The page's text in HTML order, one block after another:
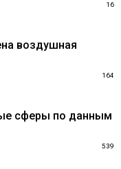
16
воздушная
164
сферы по данным
539